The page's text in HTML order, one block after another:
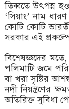
তিব্বতে উৎপন্ন
‘সিয়াং’ নাম
কোটি কোটি
সরকার এই
বিশেষজ্ঞদের
পলিমাটি জমে
বা খরা সৃষ্টির
নদী নিয়ন্ত্রণের
অতিরিক্ত সুবিধা